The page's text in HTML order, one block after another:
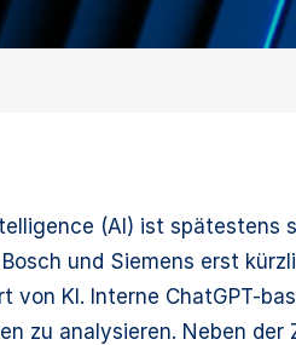
(AI) ist spätestens
und Siemens erst
von KI. Interne ChatGPT-
zu analysieren. Neben